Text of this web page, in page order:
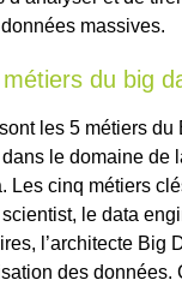
massives.
du big
les 5 métiers du
le domaine de
Les cinq métiers
le data
l’architecte Big
des données.